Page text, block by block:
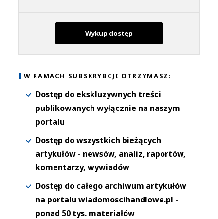
Wykup dostęp
W RAMACH SUBSKRYBCJI OTRZYMASZ:
Dostęp do ekskluzywnych treści
publikowanych wyłącznie na naszym
portalu
Dostęp do wszystkich bieżących
artykułów - newsów, analiz, raportów,
komentarzy, wywiadów
Dostęp do całego archiwum artykułów
na portalu wiadomoscihandlowe.pl -
ponad 50 tys. materiałów